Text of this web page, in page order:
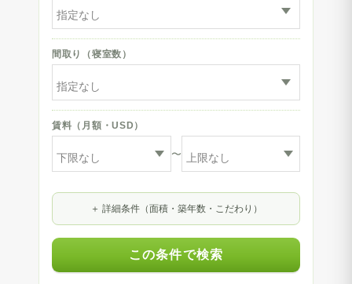
間取り（寝室数）
賃料（月額・USD）
〜
詳細条件（面積・築年数・こだわり）
この条件で検索